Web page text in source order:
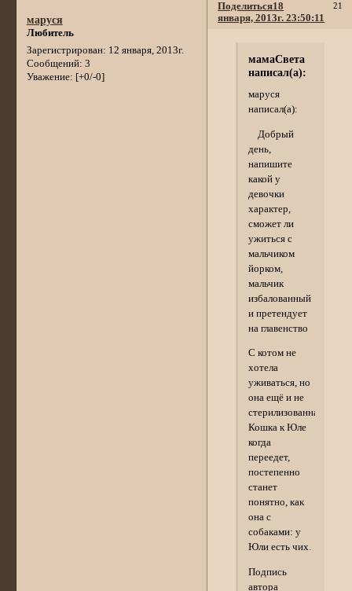
Поделиться 21
18
января, 2013г. 23:50:11
маруся
Любитель
Зарегистрирован: 12 января, 2013г.
Сообщений: 3
Уважение: [+0/-0]
мамаСвета
написал(а):
маруся
написал(а):
Добрый
день,
напишите
какой у
девочки
характер,
сможет ли
ужиться с
мальчиком
йорком,
мальчик
избалованный
и претендует
на главенство
С котом не
хотела
уживаться, но
она ещё и не
стерилизованная.
Кошка к Юле
когда
переедет,
постепенно
станет
понятно, как
она с
собаками: у
Юли есть чих.
Подпись
автора